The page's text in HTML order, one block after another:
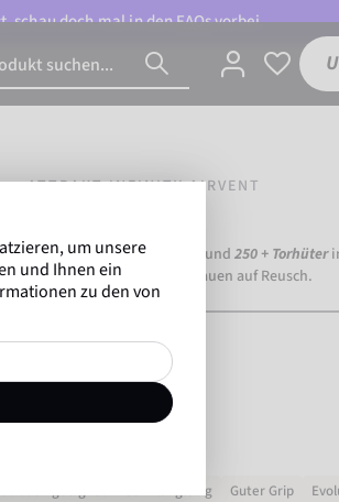
schau doch mal in denFAQsvorbei.
ATTRAKT INFINITY AIRVENT
(Borussia Dortmund) und 250 + Torhüter
Ligen weltweit vertrauen auf Reusch.
Airvent
Sehr langlebig Guter Grip
um unsere
und Ihnen ein
zu den von